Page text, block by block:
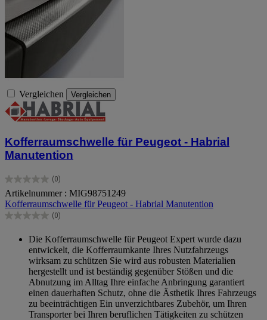
Vergleichen Vergleichen
Kofferraumschwelle für Peugeot - Habrial
Manutention
(0)
0.0
von
5
Sternen.
Artikelnummer : MIG98751249
Kofferraumschwelle für Peugeot - Habrial Manutention
(0)
0.0
Sternen.
Die Kofferraumschwelle für Peugeot Expert wurde dazu
entwickelt, die Kofferraumkante Ihres Nutzfahrzeugs
wirksam zu schützen Sie wird aus robusten Materialien
hergestellt und ist beständig gegenüber Stößen und die
Abnutzung im Alltag Ihre einfache Anbringung garantiert
einen dauerhaften Schutz, ohne die Ästhetik Ihres Fahrzeugs
zu beeinträchtigen Ein unverzichtbares Zubehör, um Ihren
Transporter bei Ihren beruflichen Tätigkeiten zu schützen